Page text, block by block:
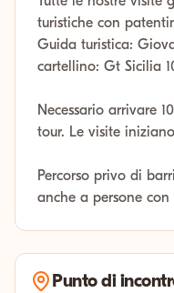
turistiche con
Guida turistica:
cartellino: Gt Sicilia
Necessario arrivare
tour. Le visite
Percorso privo di
anche a persone
Punto di